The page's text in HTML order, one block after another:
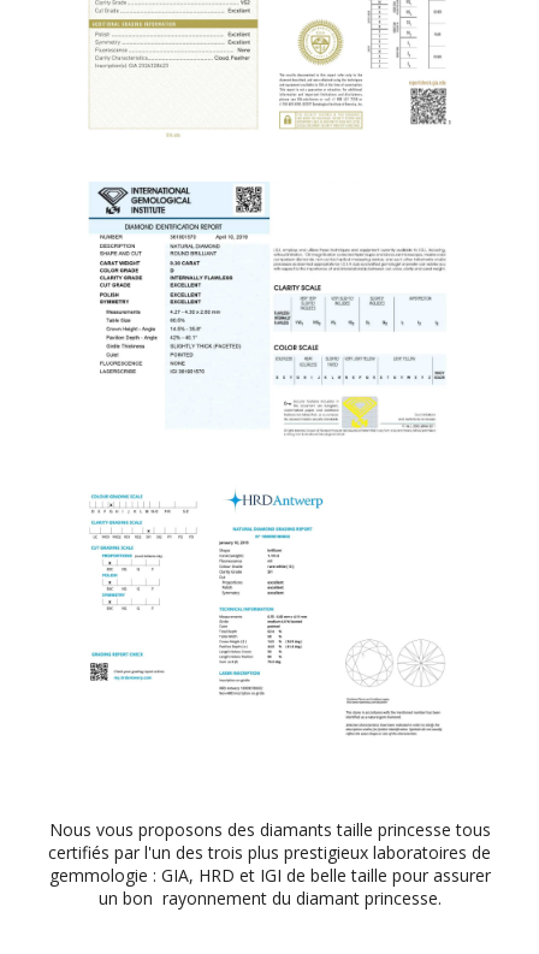
Nous vous proposons des diamants taille princesse tous
certifiés par l'un des trois plus prestigieux laboratoires de
gemmologie : GIA, HRD et IGI de belle taille pour assurer
un bon rayonnement du diamant princesse.